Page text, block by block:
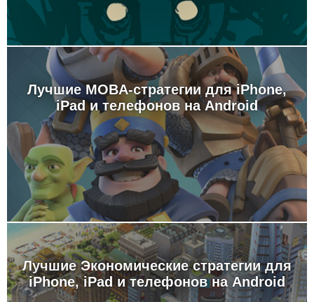
Лучшие MOBA-стратегии для iPhone,
iPad и телефонов на Android
Лучшие Экономические стратегии для
iPhone, iPad и телефонов на Android